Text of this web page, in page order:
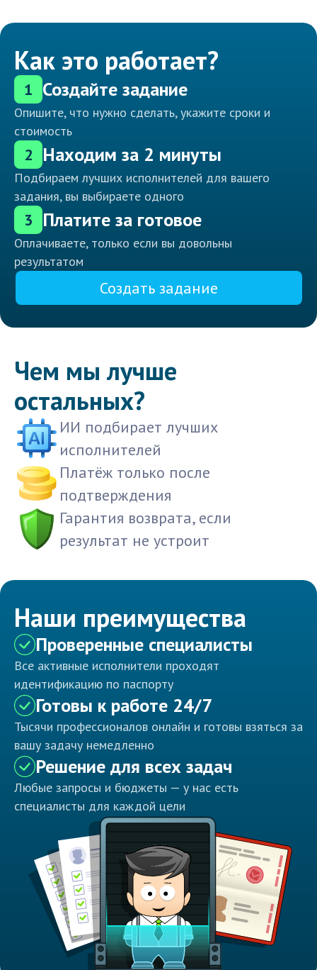
Как это работает?
1 Создайте задание
Опишите, что нужно сделать, укажите сроки и
стоимость
2 Находим за 2 минуты
Подбираем лучших исполнителей для вашего
задания, вы выбираете одного
3 Платите за готовое
Оплачиваете, только если вы довольны
результатом
Создать задание
Чем мы лучше
остальных?
ИИ подбирает лучших
исполнителей
Платёж только после
подтверждения
Гарантия возврата, если
результат не устроит
Наши преимущества
Проверенные специалисты
Все активные исполнители проходят
идентификацию по паспорту
Готовы к работе 24/7
Тысячи профессионалов онлайн и готовы взяться за
вашу задачу немедленно
Решение для всех задач
Любые запросы и бюджеты — у нас есть
специалисты для каждой цели